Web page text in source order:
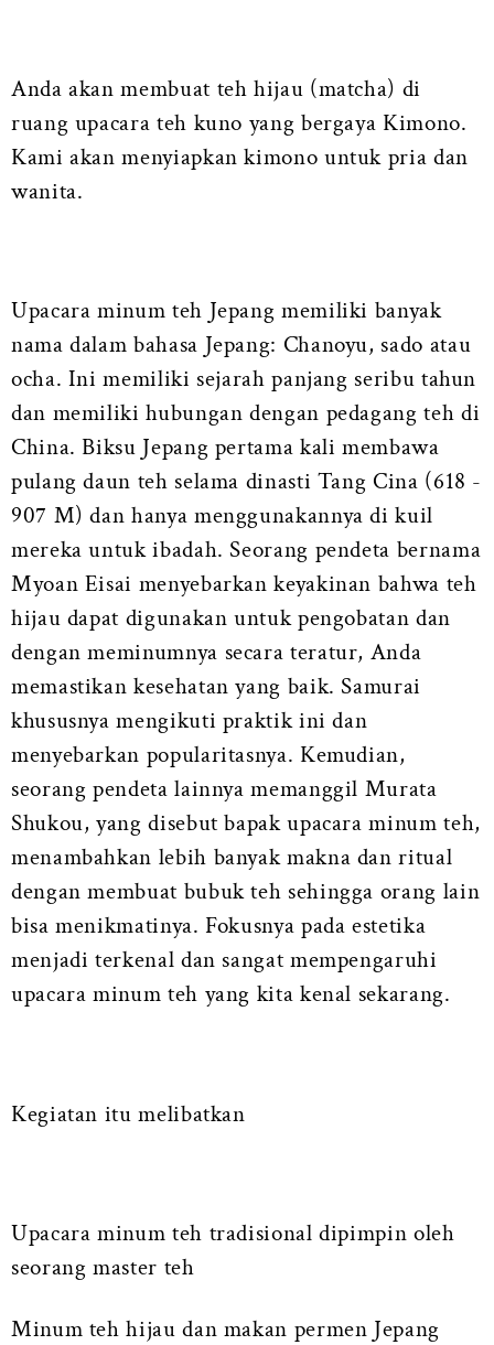
Anda akan membuat teh hijau (matcha) di
ruang upacara teh kuno yang bergaya Kimono.
Kami akan menyiapkan kimono untuk pria dan
wanita.
Upacara minum teh Jepang memiliki banyak
nama dalam bahasa Jepang: Chanoyu, sado atau
ocha. Ini memiliki sejarah panjang seribu tahun
dan memiliki hubungan dengan pedagang teh di
China. Biksu Jepang pertama kali membawa
pulang daun teh selama dinasti Tang Cina (618 -
907 M) dan hanya menggunakannya di kuil
mereka untuk ibadah. Seorang pendeta bernama
Myoan Eisai menyebarkan keyakinan bahwa teh
hijau dapat digunakan untuk pengobatan dan
dengan meminumnya secara teratur, Anda
memastikan kesehatan yang baik. Samurai
khususnya mengikuti praktik ini dan
menyebarkan popularitasnya. Kemudian,
seorang pendeta lainnya memanggil Murata
Shukou, yang disebut bapak upacara minum teh,
menambahkan lebih banyak makna dan ritual
dengan membuat bubuk teh sehingga orang lain
bisa menikmatinya. Fokusnya pada estetika
menjadi terkenal dan sangat mempengaruhi
upacara minum teh yang kita kenal sekarang.
Kegiatan itu melibatkan
Upacara minum teh tradisional dipimpin oleh
seorang master teh
Minum teh hijau dan makan permen Jepang